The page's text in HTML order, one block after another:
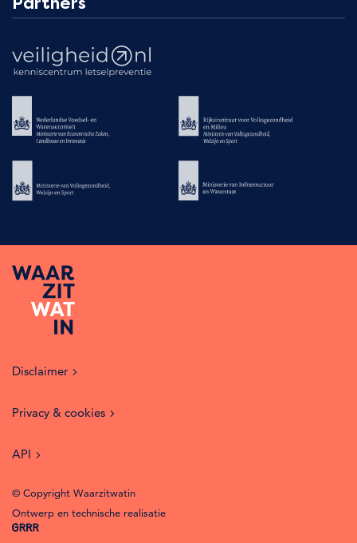
Disclaimer
Privacy & cookies
API
© Copyright Waarzitwatin
Ontwerp en technische realisatie